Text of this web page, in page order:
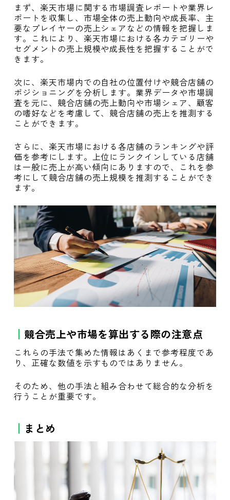
まず、楽天市場に関する市場調査レポートや業界レ
ポートを収集し、市場全体の売上動向や成長率、主
要なプレイヤーの売上シェアなどの情報を把握しま
す。これにより、楽天市場における各カテゴリーや
セグメントの売上規模や成長性を把握することがで
きます。
次に、楽天市場内での自社の位置付けや競合店舗の
ポジショニングを分析します。業界データや市場調
査を元に、競合店舗の売上動向や市場シェア、顧客
の嗜好などを考慮して、競合店舗の売上を推測する
ことができます。
さらに、楽天市場における各店舗のランキングや評
価を参考にします。上位にランクインしている店舗
は一般に売上が高い傾向にありますので、これを参
考にして競合店舗の売上規模を推測することができ
ます。
競合売上や市場を算出する際の注意点
これらの手法で集めた情報はあくまで参考程度であ
り、正確な数値を示すものではありません。
そのため、他の手法と組み合わせて総合的な分析を
行うことが重要です。
まとめ